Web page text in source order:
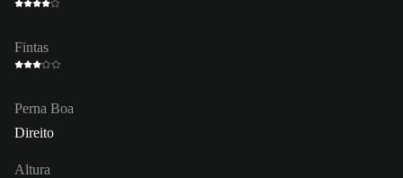
Fintas
Perna Boa
Direito
Altura